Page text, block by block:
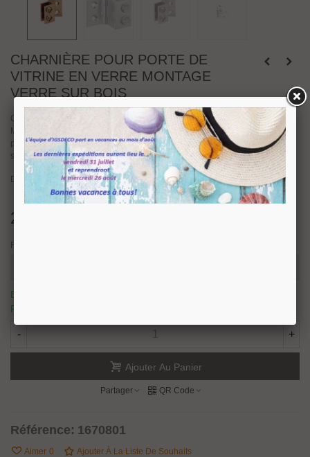
CHARNIÈRE POUR PORTE DE
VITRINE EN VERRE MONTAGE
VERRE SUR BOIS
Charnière simple pour porte de vitrine en verre montage verre sur bois.
Matiére laiton massif. Dimensions : Hauteur 25 mm - Largeur 19 mm. Pour
porte de vitrine en verre d'épaisseur 4 à 6 mm. Sans encoche sur le verre,
serrage par vis avec embout nylon.
Disponible en finition Chromé brillant - Laiton poli brillant - Chromé mat
22,68 €
Finition
En stock, nous prévoyons une expédition sous 24/48H.
Produits
- +
Ajouter Au Panier
Partager QR Code
Référence: 1670801
Aimer 0 Ajouter À La Liste De Souhaits